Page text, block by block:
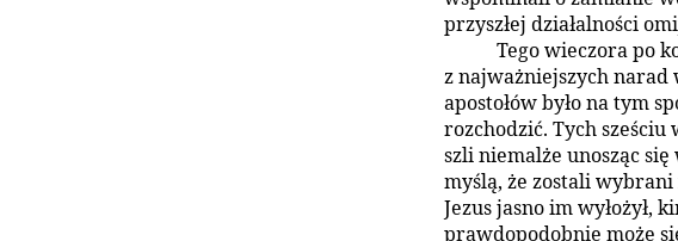
przyszłej działalności
Tego wieczora po
z najważniejszych narad
apostołów było na tym
rozchodzić. Tych sześciu
szli niemalże unosząc
myślą, że zostali wybrani
Jezus jasno im wyłożył,
prawdopodobnie może